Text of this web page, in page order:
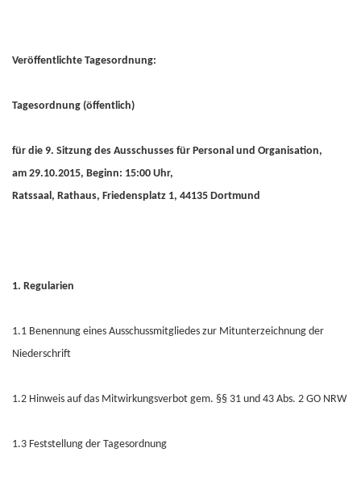
Veröffentlichte Tagesordnung:
Tagesordnung (öffentlich)
für die 9. Sitzung des Ausschusses für Personal und Organisation,
am 29.10.2015, Beginn: 15:00 Uhr,
Ratssaal, Rathaus, Friedensplatz 1, 44135 Dortmund
1. Regularien
1.1 Benennung eines Ausschussmitgliedes zur Mitunterzeichnung der
Niederschrift
1.2 Hinweis auf das Mitwirkungsverbot gem. §§ 31 und 43 Abs. 2 GO NRW
1.3 Feststellung der Tagesordnung